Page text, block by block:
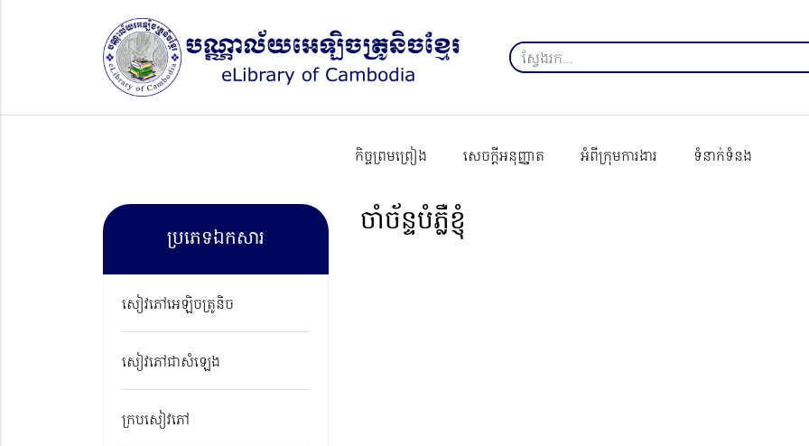
កិច្ចព្រមព្រៀង សេចក្ដីអនុញ្ញាត អំពីក្រុមការងារ ទំនាក់ទំនង
ប្រភេទឯកសារ
សៀវភៅអេឡិចត្រូនិច
សៀវភៅជាសំឡេង
ក្របសៀវភៅ
ចាំច័ន្ទបំភ្លឺខ្ញុំ